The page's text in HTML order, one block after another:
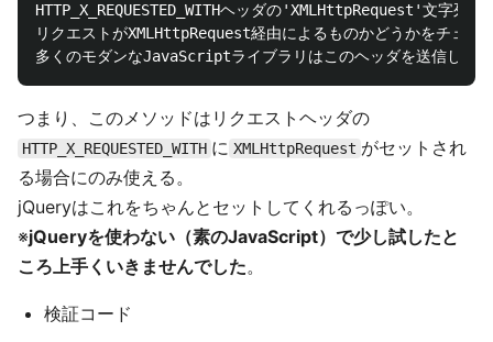
HTTP_X_REQUESTED_WITHヘッダの'XMLHttpRequest'文字列で
リクエストがXMLHttpRequest経由によるものかどうかをチェッ
つまり、このメソッドはリクエストヘッダの
HTTP_X_REQUESTED_WITH に XMLHttpRequest がセットされ
る場合にのみ使える。
jQueryはこれをちゃんとセットしてくれるっぽい。
※jQueryを使わない（素のJavaScript）で少し試したと
ころ上手くいきませんでした。
検証コード